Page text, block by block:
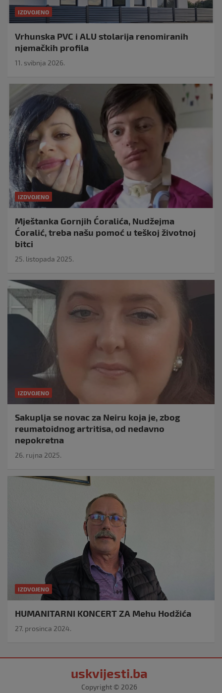
IZDVOJENO
Vrhunska PVC i ALU stolarija renomiranih
njemačkih profila
11. svibnja 2026.
IZDVOJENO
Mještanka Gornjih Ćoralića, Nudžejma
Ćoralić, treba našu pomoć u teškoj životnoj
bitci
25. listopada 2025.
IZDVOJENO
Sakuplja se novac za Neiru koja je, zbog
reumatoidnog artritisa, od nedavno
nepokretna
26. rujna 2025.
IZDVOJENO
HUMANITARNI KONCERT ZA Mehu Hodžića
27. prosinca 2024.
uskvijesti.ba
Copyright © 2026